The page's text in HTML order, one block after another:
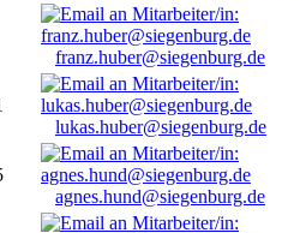
franz.huber@siegenburg.de
lukas.huber@siegenburg.de
agnes.hund@siegenburg.de